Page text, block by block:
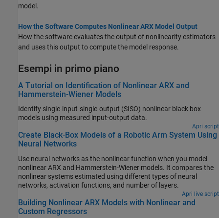
model.
How the Software Computes Nonlinear ARX Model Output
How the software evaluates the output of nonlinearity estimators
and uses this output to compute the model response.
Esempi in primo piano
A Tutorial on Identification of Nonlinear ARX and
Hammerstein-Wiener Models
Identify single-input-single-output (SISO) nonlinear black box
models using measured input-output data.
Apri script
Create Black-Box Models of a Robotic Arm System Using
Neural Networks
Use neural networks as the nonlinear function when you model
nonlinear ARX and Hammerstein-Wiener models. It compares the
nonlinear systems estimated using different types of neural
networks, activation functions, and number of layers.
Apri live script
Building Nonlinear ARX Models with Nonlinear and
Custom Regressors